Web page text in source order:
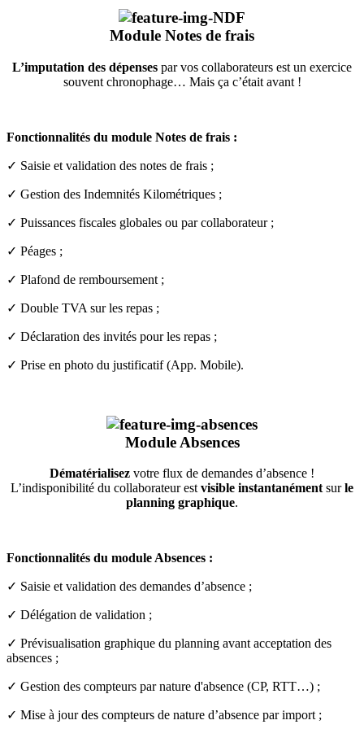
Module Notes de frais
L’imputation des dépenses par vos collaborateurs est un exercice
souvent chronophage… Mais ça c’était avant !
Fonctionnalités du module Notes de frais :
✓ Saisie et validation des notes de frais ;
✓ Gestion des Indemnités Kilométriques ;
✓ Puissances fiscales globales ou par collaborateur ;
✓ Péages ;
✓ Plafond de remboursement ;
✓ Double TVA sur les repas ;
✓ Déclaration des invités pour les repas ;
✓ Prise en photo du justificatif (App. Mobile).
Module Absences
Dématérialisez votre flux de demandes d’absence !
L’indisponibilité du collaborateur est visible instantanément surle
planning graphique.
Fonctionnalités du module Absences :
✓ Saisie et validation des demandes d’absence ;
✓ Délégation de validation ;
✓ Prévisualisation graphique du planning avant acceptation des
absences ;
✓ Gestion des compteurs par nature d'absence (CP, RTT…) ;
✓ Mise à jour des compteurs de nature d’absence par import ;